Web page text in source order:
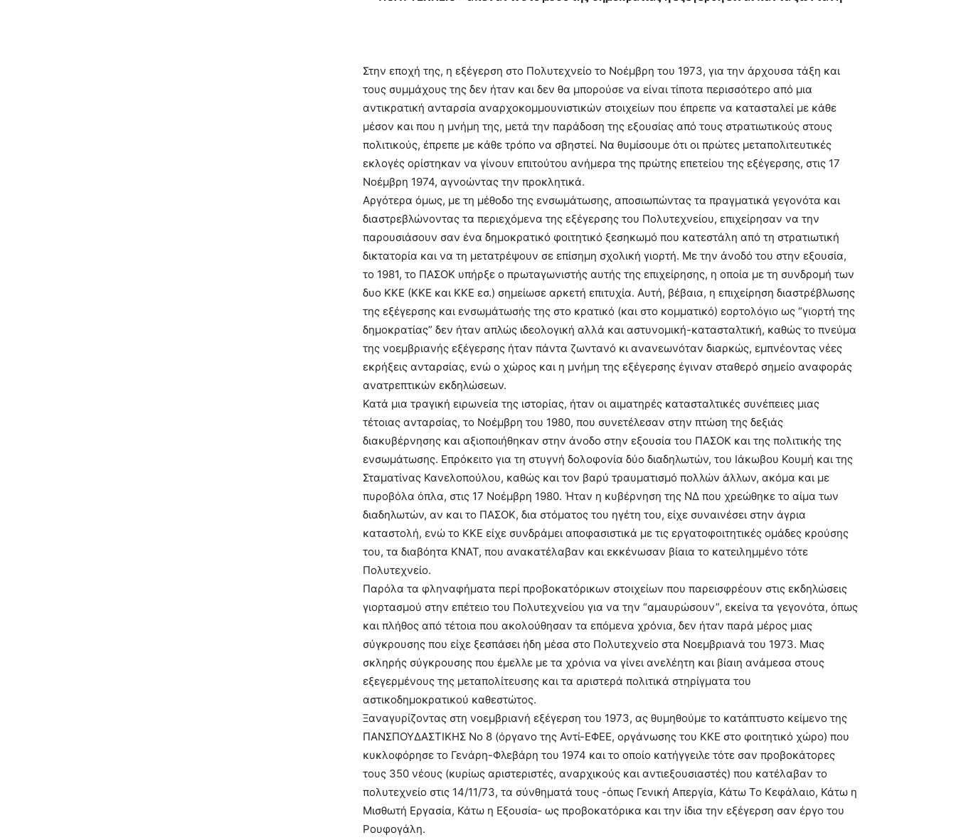
Στην εποχή της, η εξέγερση στο Πολυτεχνείο το Νοέµβρη του 1973, για την άρχουσα τάξη και
τους συµµάχους της δεν ήταν και δεν θα µπορούσε να είναι τίποτα περισσότερο από µια
αντικρατική ανταρσία αναρχοκοµµουνιστικών στοιχείων που έπρεπε να κατασταλεί µε κάθε
µέσον και που η µνήµη της, µετά την παράδοση της εξουσίας από τους στρατιωτικούς στους
πολιτικούς, έπρεπε µε κάθε τρόπο να σβηστεί. Να θυµίσουµε ότι οι πρώτες µεταπολιτευτικές
εκλογές ορίστηκαν να γίνουν επιτούτου ανήµερα της πρώτης επετείου της εξέγερσης, στις 17
Νοέµβρη 1974, αγνοώντας την προκλητικά.
Αργότερα όµως, µε τη µέθοδο της ενσωµάτωσης, αποσιωπώντας τα πραγµατικά γεγονότα και
διαστρεβλώνοντας τα περιεχόµενα της εξέγερσης του Πολυτεχνείου, επιχείρησαν να την
παρουσιάσουν σαν ένα δηµοκρατικό φοιτητικό ξεσηκωµό που κατεστάλη από τη στρατιωτική
δικτατορία και να τη µετατρέψουν σε επίσηµη σχολική γιορτή. Με την άνοδό του στην εξουσία,
το 1981, το ΠΑΣΟΚ υπήρξε ο πρωταγωνιστής αυτής της επιχείρησης, η οποία µε τη συνδροµή των
δυο ΚΚΕ (ΚΚΕ και ΚΚΕ εσ.) σηµείωσε αρκετή επιτυχία. Αυτή, βέβαια, η επιχείρηση διαστρέβλωσης
της εξέγερσης και ενσωµάτωσής της στο κρατικό (και στο κοµµατικό) εορτολόγιο ως “γιορτή της
δηµοκρατίας” δεν ήταν απλώς ιδεολογική αλλά και αστυνοµική-κατασταλτική, καθώς το πνεύµα
της νοεµβριανής εξέγερσης ήταν πάντα ζωντανό κι ανανεωνόταν διαρκώς, εµπνέοντας νέες
εκρήξεις ανταρσίας, ενώ ο χώρος και η µνήµη της εξέγερσης έγιναν σταθερό σηµείο αναφοράς
ανατρεπτικών εκδηλώσεων.
Κατά µια τραγική ειρωνεία της ιστορίας, ήταν οι αιµατηρές κατασταλτικές συνέπειες µιας
τέτοιας ανταρσίας, το Νοέµβρη του 1980, που συνετέλεσαν στην πτώση της δεξιάς
διακυβέρνησης και αξιοποιήθηκαν στην άνοδο στην εξουσία του ΠΑΣΟΚ και της πολιτικής της
ενσωµάτωσης. Επρόκειτο για τη στυγνή δολοφονία δύο διαδηλωτών, του Ιάκωβου Κουµή και της
Σταµατίνας Κανελοπούλου, καθώς και τον βαρύ τραυµατισµό πολλών άλλων, ακόµα και µε
πυροβόλα όπλα, στις 17 Νοέµβρη 1980. Ήταν η κυβέρνηση της ΝΔ που χρεώθηκε το αίµα των
διαδηλωτών, αν και το ΠΑΣΟΚ, δια στόµατος του ηγέτη του, είχε συναινέσει στην άγρια
καταστολή, ενώ το ΚΚΕ είχε συνδράµει αποφασιστικά µε τις εργατοφοιτητικές οµάδες κρούσης
του, τα διαβόητα ΚΝΑΤ, που ανακατέλαβαν και εκκένωσαν βίαια το κατειληµµένο τότε
Πολυτεχνείο.
Παρόλα τα φληναφήµατα περί προβοκατόρικων στοιχείων που παρεισφρέουν στις εκδηλώσεις
γιορτασµού στην επέτειο του Πολυτεχνείου για να την “αµαυρώσουν”, εκείνα τα γεγονότα, όπως
και πλήθος από τέτοια που ακολούθησαν τα επόµενα χρόνια, δεν ήταν παρά µέρος µιας
σύγκρουσης που είχε ξεσπάσει ήδη µέσα στο Πολυτεχνείο στα Νοεµβριανά του 1973. Μιας
σκληρής σύγκρουσης που έµελλε µε τα χρόνια να γίνει ανελέητη και βίαιη ανάµεσα στους
εξεγερµένους της µεταπολίτευσης και τα αριστερά πολιτικά στηρίγµατα του
αστικοδηµοκρατικού καθεστώτος.
Ξαναγυρίζοντας στη νοεµβριανή εξέγερση του 1973, ας θυµηθούµε το κατάπτυστο κείµενο της
ΠΑΝΣΠΟΥΔΑΣΤΙΚΗΣ Νο 8 (όργανο της Αντί-ΕΦΕΕ, οργάνωσης του ΚΚΕ στο φοιτητικό χώρο) που
κυκλοφόρησε το Γενάρη-Φλεβάρη του 1974 και το οποίο κατήγγειλε τότε σαν προβοκάτορες
τους 350 νέους (κυρίως αριστεριστές, αναρχικούς και αντιεξουσιαστές) που κατέλαβαν το
πολυτεχνείο στις 14/11/73, τα σύνθηµατά τους -όπως Γενική Απεργία, Κάτω Το Κεφάλαιο, Κάτω η
Μισθωτή Εργασία, Κάτω η Εξουσία- ως προβοκατόρικα και την ίδια την εξέγερση σαν έργο του
Ρουφογάλη.